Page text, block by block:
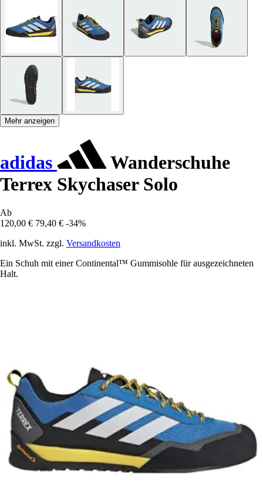
Mehr anzeigen
adidas
Wanderschuhe
Terrex Skychaser Solo
Ab
120,00 € 79,40 € -34%
inkl. MwSt. zzgl. Versandkosten
Ein Schuh mit einer Continental™ Gummisohle für ausgezeichneten
Halt.